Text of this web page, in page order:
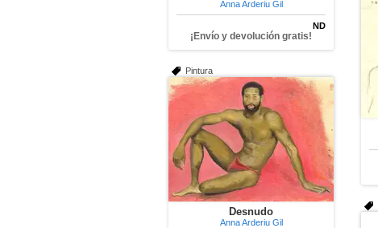
Anna Arderiu Gil
ND
¡Envío y devolución gratis!
Pintura
Desnudo
Anna Arderiu Gil